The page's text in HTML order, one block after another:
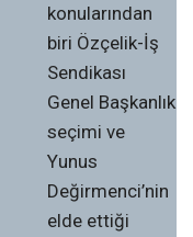
konularından
biri Özçelik-İş
Sendikası
Genel Başkanlık
seçimi ve
Yunus
Değirmenci’nin
elde ettiği